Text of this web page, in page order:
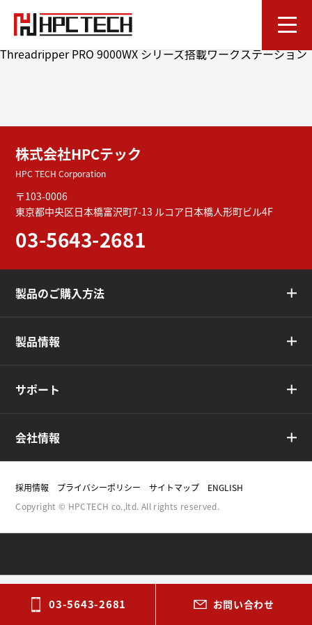
投稿ナビゲーション
前の投稿
Threadripper PRO 9000WX シリーズ搭載ワークステーション
03-5643-2681 お問い合わせ
株式会社HPCテック
HPC TECH Corporation
〒103-0006
東京都中央区日本橋富沢町7-13 ルコア日本橋人形町ビル4F
03-5643-2681
製品のご購入方法
製品情報
サポート
会社情報
採用情報 プライバシーポリシー サイトマップ
ENGLISH
Copyright © HPCTECH co.,ltd. All rights reserved.